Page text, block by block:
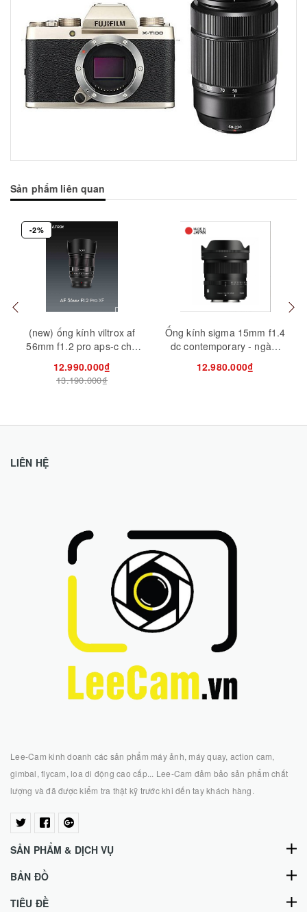
Sản phẩm liên quan
-2%
(new) ống kính viltrox af
56mm f1.2 pro aps-c cho
máy ảnh sony, fujifilm
12.990.000₫
13.190.000₫
Ống kính sigma 15mm f1.4
dc contemporary - ngàm
sony/fuji/canon rf
12.980.000₫
LIÊN HỆ
Lee-Cam kinh doanh các sản phẩm máy ảnh, máy quay, action cam,
gimbal, flycam, loa di động cao cấp... Lee-Cam đảm bảo sản phẩm chất
lượng và đã được kiểm tra thật kỹ trước khi đến tay khách hàng.
SẢN PHẨM & DỊCH VỤ
BẢN ĐỒ
TIÊU ĐỀ